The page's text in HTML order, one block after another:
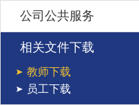
公司公共服务
相关文件下载
教师下载
员工下载